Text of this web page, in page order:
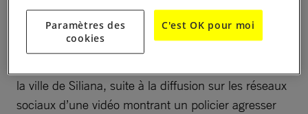
policières
Depuis le vendredi 15 janvier 2021, les Tunisiens
la ville de Siliana, suite à la diffusion sur les réseaux
sociaux d’une vidéo montrant un policier agresser
Paramètres des
cookies
C'est OK pour moi